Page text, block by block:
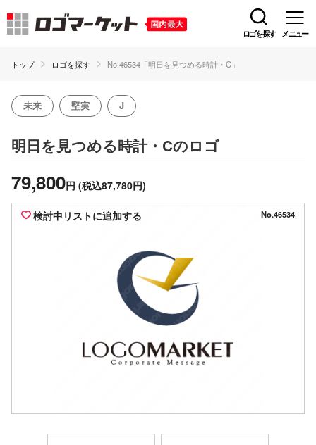
ロゴを探す メニュー
トップ ロゴを探す No.46534「明日を見つめる時計・C」
未来 堅実 J
明日を見つめる時計・Cのロゴ
79,800円 (税込87,780円)
検討中リストに追加する No.46534